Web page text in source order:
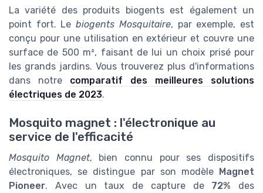
La variété des produits biogents est également un
point fort. Lebiogents Mosquitaire, par exemple, est
conçu pour une utilisation en extérieur et couvre une
surface de 500 m², faisant de lui un choix prisé pour
les grands jardins. Vous trouverez plus d'informations
dans notre comparatif des meilleures solutions
électriques de 2023.
Mosquito magnet : l'électronique au
service de l'efficacité
Mosquito Magnet, bien connu pour ses dispositifs
électroniques, se distingue par son modèle Magnet
Pioneer. Avec un taux de capture de 72% des